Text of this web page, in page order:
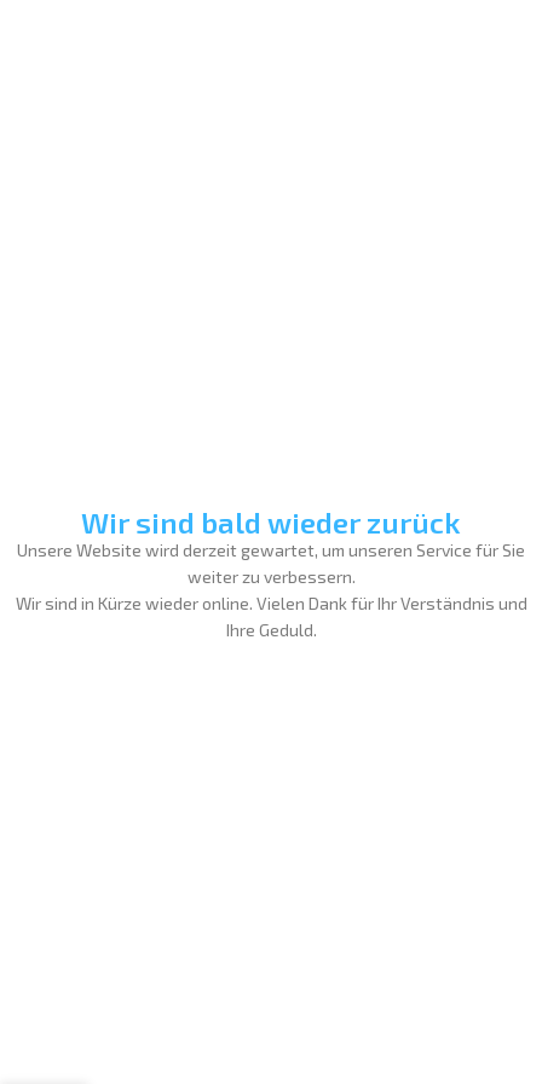
Wir sind bald wieder zurück
Unsere Website wird derzeit gewartet, um unseren Service für Sie
weiter zu verbessern.
Wir sind in Kürze wieder online. Vielen Dank für Ihr Verständnis und
Ihre Geduld.